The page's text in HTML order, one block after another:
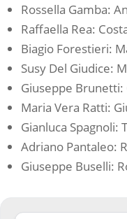
Rossella Gamba:
Raffaella Rea:
Biagio Forestieri:
Susy Del Giudice:
Giuseppe Brunetti:
Maria Vera Ratti:
Gianluca Spagnoli:
Adriano Pantaleo:
Giuseppe Buselli: